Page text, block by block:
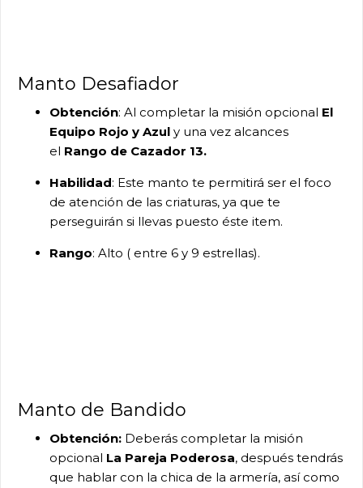
Manto Desafiador
Obtención: Al completar la misión opcional El
Equipo Rojo y Azul y una vez alcances
el Rango de Cazador 13.
Habilidad: Este manto te permitirá ser el foco
de atención de las criaturas, ya que te
perseguirán si llevas puesto éste item.
Rango: Alto ( entre 6 y 9 estrellas).
Manto de Bandido
Obtención: Deberás completar la misión
opcional La Pareja Poderosa, después tendrás
que hablar con la chica de la armería, así como